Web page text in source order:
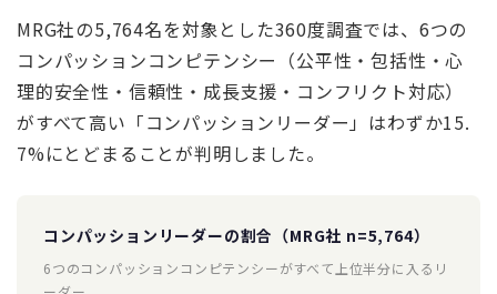
MRG社の5,764名を対象とした360度調査では、6つの
コンパッションコンピテンシー（公平性・包括性・心
理的安全性・信頼性・成長支援・コンフリクト対応）
がすべて高い「コンパッションリーダー」はわずか15.
7%にとどまることが判明しました。
コンパッションリーダーの割合（MRG社 n=5,764）
6つのコンパッションコンピテンシーがすべて上位半分に入るリ